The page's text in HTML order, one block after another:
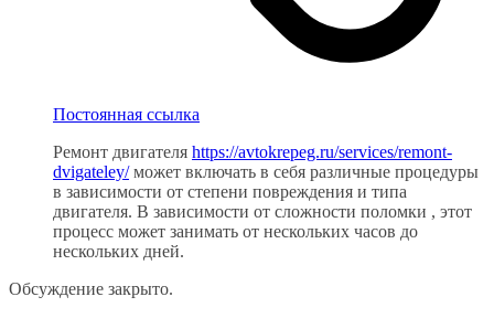
Постоянная ссылка
Ремонт двигателя https://avtokrepeg.ru/services/remont-
dvigateley/может включать в себя различные процедуры
в зависимости от степени повреждения и типа
двигателя. В зависимости от сложности поломки , этот
процесс может занимать от нескольких часов до
нескольких дней.
Обсуждение закрыто.